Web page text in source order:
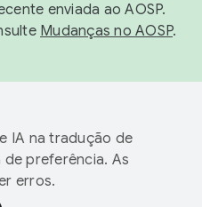
enviada ao AOSP.
Mudanças no AOSP.
IA na tradução de
preferência. As
erros.